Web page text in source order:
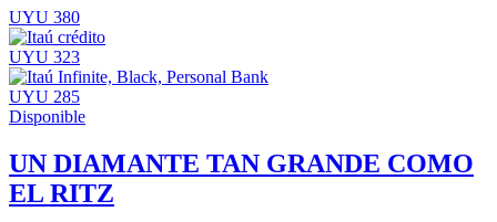
UYU 380
UYU 323
UYU 285
Disponible
UN DIAMANTE TAN GRANDE COMO
EL RITZ